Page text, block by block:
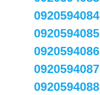
0920594084
0920594085
0920594086
0920594087
0920594088